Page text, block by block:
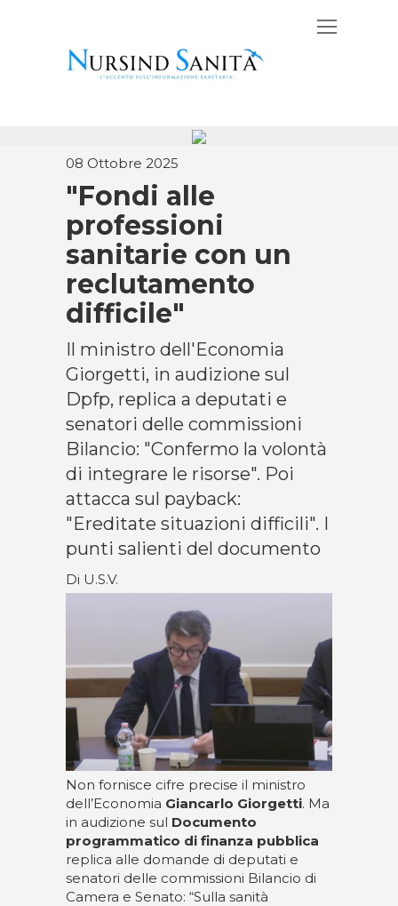
08 Ottobre 2025
"Fondi alle
professioni
sanitarie con un
reclutamento
difficile"
Il ministro dell'Economia
Giorgetti, in audizione sul
Dpfp, replica a deputati e
senatori delle commissioni
Bilancio: "Confermo la volontà
di integrare le risorse". Poi
attacca sul payback:
"Ereditate situazioni difficili". I
punti salienti del documento
Di U.S.V.
Non fornisce cifre precise il ministro
dell’Economia Giancarlo Giorgetti. Ma
in audizione sul Documento
programmatico di finanza pubblica
replica alle domande di deputati e
senatori delle commissioni Bilancio di
Camera e Senato: “Sulla sanità